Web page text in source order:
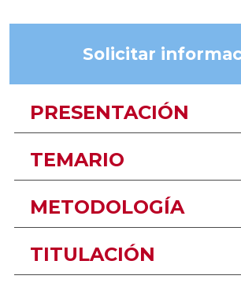
Solicitar
PRESENTACIÓN
TEMARIO
METODOLOGÍA
TITULACIÓN